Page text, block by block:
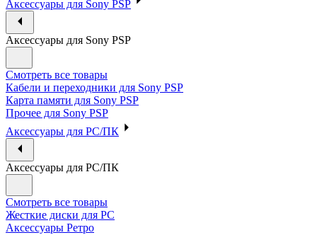
Аксессуары для Sony PSP
Аксессуары для Sony PSP
Смотреть все товары
Кабели и переходники для Sony PSP
Карта памяти для Sony PSP
Прочее для Sony PSP
Аксессуары для PC/ПК
Аксессуары для PC/ПК
Смотреть все товары
Жесткие диски для PC
Аксессуары Ретро